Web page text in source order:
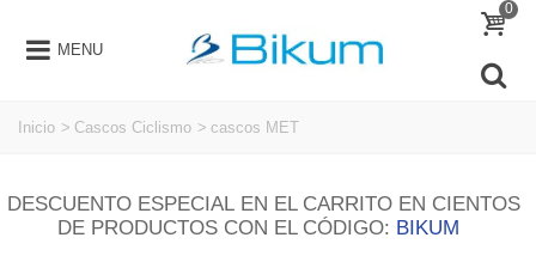
MENU
0
Inicio > Cascos Ciclismo > cascos MET
DESCUENTO ESPECIAL EN EL CARRITO EN CIENTOS
DE PRODUCTOS CON EL CÓDIGO: BIKUM